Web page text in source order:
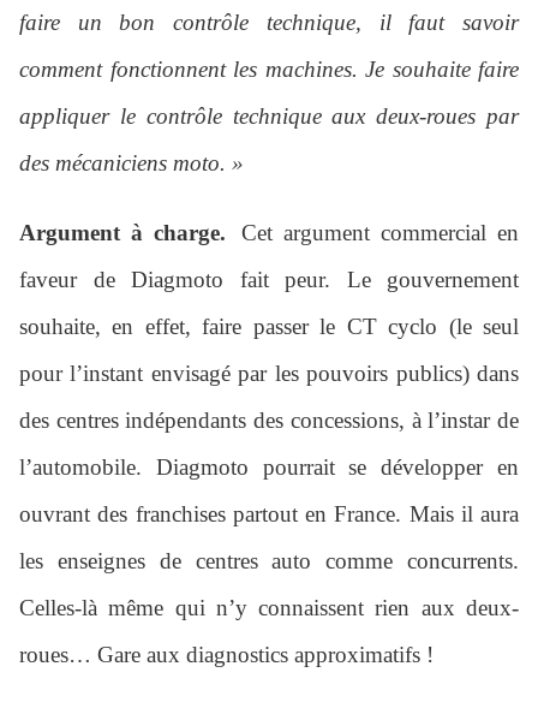
faire un bon contrôle technique, il faut savoir
comment fonctionnent les machines. Je souhaite faire
appliquer le contrôle technique aux deux-roues par
des mécaniciens moto. »
Argument à charge.
Cet argument commercial en
faveur de Diagmoto fait peur. Le gouvernement
souhaite, en effet, faire passer le CT cyclo (le seul
pour l’instant envisagé par les pouvoirs publics) dans
des centres indépendants des concessions, à l’instar de
l’automobile. Diagmoto pourrait se développer en
ouvrant des franchises partout en France. Mais il aura
les enseignes de centres auto comme concurrents.
Celles-là même qui n’y connaissent rien aux deux-
roues… Gare aux diagnostics approximatifs !